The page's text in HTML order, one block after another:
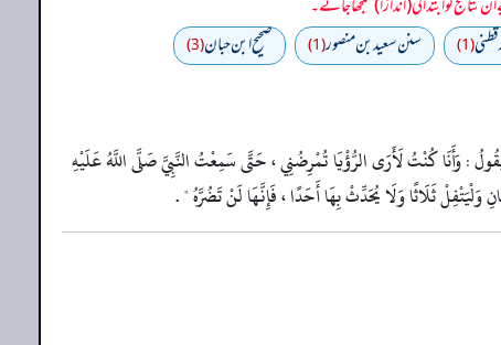
(1) سنن سعید بن منصور(1) صحیح ابن حبان(3)
: وَأَنَا كُنْتُ لَأَرَى الرُّؤْيَا تُمْرِضُنِي ، حَتَّى سَمِعْتُ النَّبِيَّ صَلَّى اللَّهُ عَلَيْهِ
ثَلَاثًا وَلَا يُحَدِّثْ بِهَا أَحَدًا ، فَإِنَّهَا لَنْ تَضُرَّهُ " .